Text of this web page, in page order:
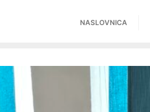
NASLOVNICA